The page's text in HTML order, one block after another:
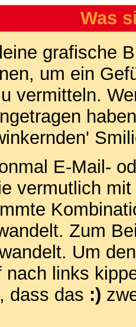
Was
grafische
um ein
vermitteln.
E-Mail-
vermutlich
Zum
Um
nach links
dass das :)